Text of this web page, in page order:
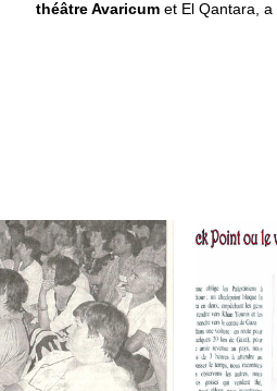
théâtre Avaricumet El Qantara, a